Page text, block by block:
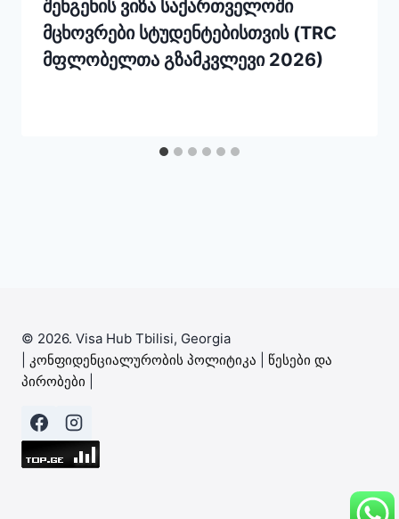
შენგენის ვიზა საქართველოში
მცხოვრები სტუდენტებისთვის (TRC
მფლობელთა გზამკვლევი 2026)
© 2026. Visa Hub Tbilisi, Georgia
კონფიდენციალურობის პოლიტიკა
წესები და
პირობები